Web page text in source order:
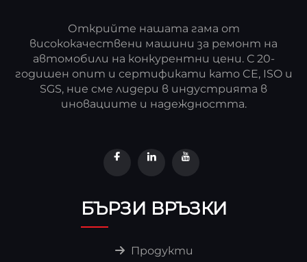
Открийте нашата гама от
висококачествени машини за ремонт на
автомобили на конкурентни цени. С 20-
годишен опит и сертификати като CE, ISO и
SGS, ние сме лидери в индустрията в
иновациите и надеждността.
БЪРЗИ ВРЪЗКИ
Продукти